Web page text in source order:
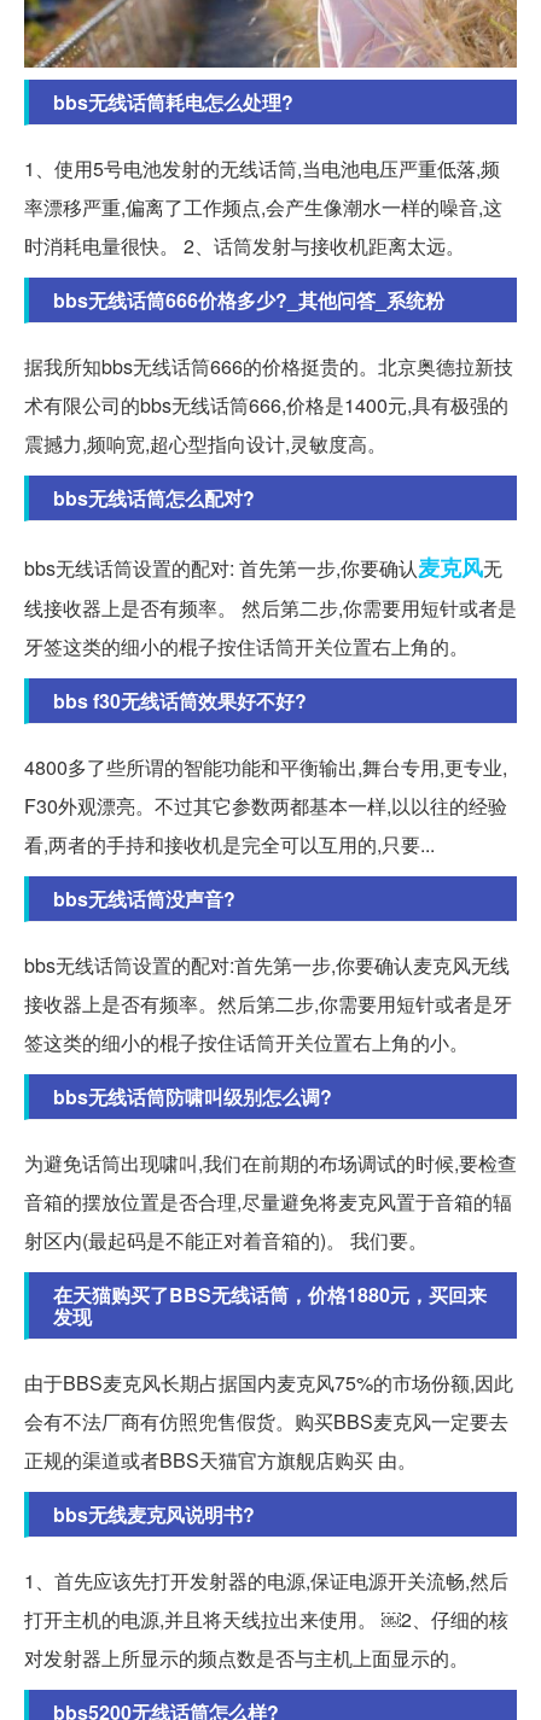
bbs无线话筒耗电怎么处理?
1、使用5号电池发射的无线话筒,当电池电压严重低落,频
率漂移严重,偏离了工作频点,会产生像潮水一样的噪音,这
时消耗电量很快。 2、话筒发射与接收机距离太远。
bbs无线话筒666价格多少?_其他问答_系统粉
据我所知bbs无线话筒666的价格挺贵的。北京奥德拉新技
术有限公司的bbs无线话筒666,价格是1400元,具有极强的
震撼力,频响宽,超心型指向设计,灵敏度高。
bbs无线话筒怎么配对?
bbs无线话筒设置的配对: 首先第一步,你要确认麦克风无
线接收器上是否有频率。 然后第二步,你需要用短针或者是
牙签这类的细小的棍子按住话筒开关位置右上角的。
bbs f30无线话筒效果好不好?
4800多了些所谓的智能功能和平衡输出,舞台专用,更专业,
F30外观漂亮。不过其它参数两都基本一样,以以往的经验
看,两者的手持和接收机是完全可以互用的,只要...
bbs无线话筒没声音?
bbs无线话筒设置的配对:首先第一步,你要确认麦克风无线
接收器上是否有频率。然后第二步,你需要用短针或者是牙
签这类的细小的棍子按住话筒开关位置右上角的小。
bbs无线话筒防啸叫级别怎么调?
为避免话筒出现啸叫,我们在前期的布场调试的时候,要检查
音箱的摆放位置是否合理,尽量避免将麦克风置于音箱的辐
射区内(最起码是不能正对着音箱的)。 我们要。
在天猫购买了BBS无线话筒，价格1880元，买回来
发现
由于BBS麦克风长期占据国内麦克风75%的市场份额,因此
会有不法厂商有仿照兜售假货。购买BBS麦克风一定要去
正规的渠道或者BBS天猫官方旗舰店购买 由。
bbs无线麦克风说明书?
1、首先应该先打开发射器的电源,保证电源开关流畅,然后
打开主机的电源,并且将天线拉出来使用。 ￼2、仔细的核
对发射器上所显示的频点数是否与主机上面显示的。
bbs5200无线话筒怎么样?